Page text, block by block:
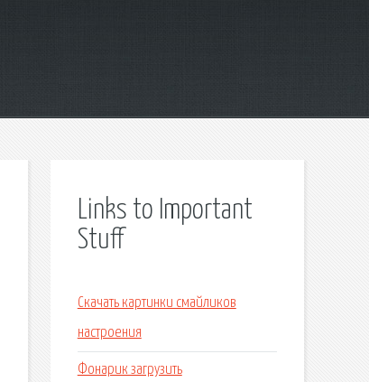
Links to Important
Stuff
Скачать картинки смайликов
настроения
Фонарик загрузить